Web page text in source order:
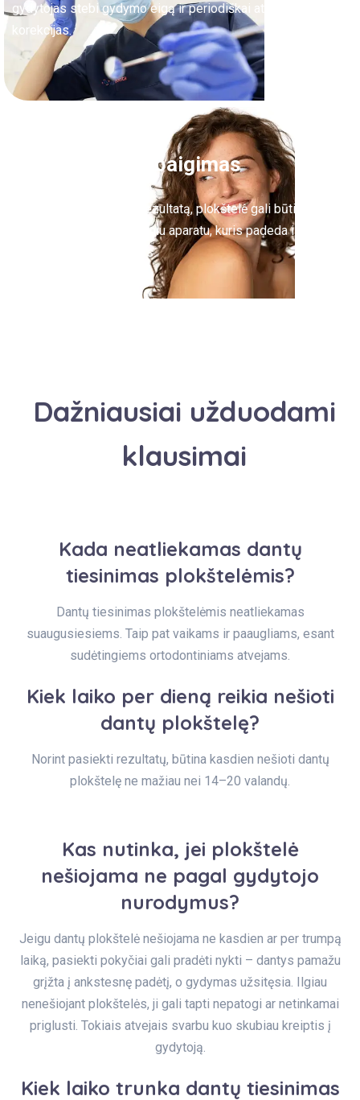
gydytojas stebi gydymo eigą ir periodiškai atlieka reikalingas
korekcijas.
Gydymo užbaigimas
pasiekus norimą rezultatą, plokštelė gali būti
pakeičiama retenciniu aparatu, kuris padeda išsaugoti
pasiektus pokyčius.
Dažniausiai užduodami
klausimai
Kada neatliekamas dantų
tiesinimas plokštelėmis?
Dantų tiesinimas plokštelėmis neatliekamas
suaugusiesiems. Taip pat vaikams ir paaugliams, esant
sudėtingiems ortodontiniams atvejams.
Kiek laiko per dieną reikia nešioti
dantų plokštelę?
Norint pasiekti rezultatų, būtina kasdien nešioti dantų
plokštelę ne mažiau nei 14–20 valandų.
Kas nutinka, jei plokštelė
nešiojama ne pagal gydytojo
nurodymus?
Jeigu dantų plokštelė nešiojama ne kasdien ar per trumpą
laiką, pasiekti pokyčiai gali pradėti nykti – dantys pamažu
grįžta į ankstesnę padėtį, o gydymas užsitęsia. Ilgiau
nenešiojant plokštelės, ji gali tapti nepatogi ar netinkamai
priglusti. Tokiais atvejais svarbu kuo skubiau kreiptis į
gydytoją.
Kiek laiko trunka dantų tiesinimas